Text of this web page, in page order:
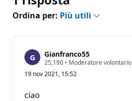
Ordina per: Più utili
Gianfranco55
25,190 P
n
• Moderatore volontario
19 nov 2021, 15:52
ciao